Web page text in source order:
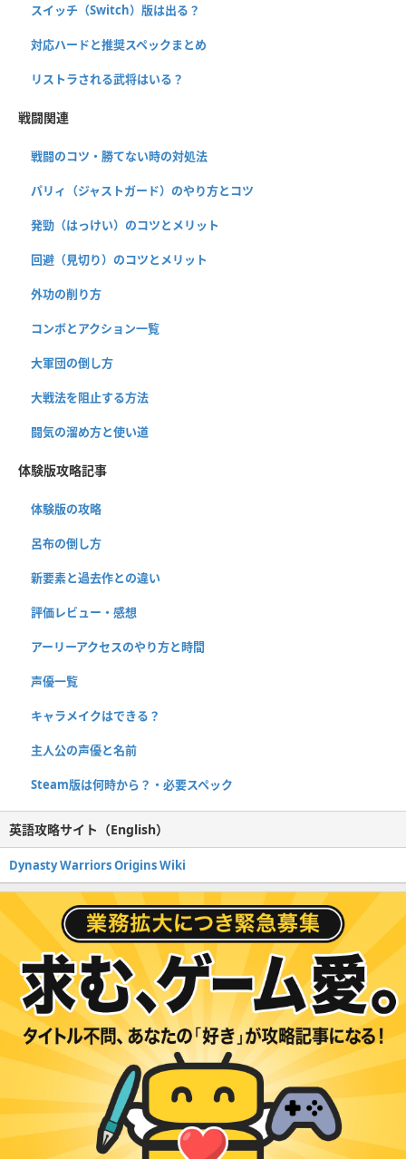
スイッチ（Switch）版は出る？
対応ハードと推奨スペックまとめ
リストラされる武将はいる？
戦闘関連
戦闘のコツ・勝てない時の対処法
パリィ（ジャストガード）のやり方とコツ
発勁（はっけい）のコツとメリット
回避（見切り）のコツとメリット
外功の削り方
コンボとアクション一覧
大軍団の倒し方
大戦法を阻止する方法
闘気の溜め方と使い道
体験版攻略記事
体験版の攻略
呂布の倒し方
新要素と過去作との違い
評価レビュー・感想
アーリーアクセスのやり方と時間
声優一覧
キャラメイクはできる？
主人公の声優と名前
Steam版は何時から？・必要スペック
英語攻略サイト（English）
Dynasty Warriors Origins Wiki